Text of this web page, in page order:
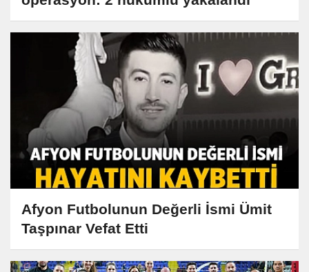
Afyon Futbolunun Değerli İsmi Ümit
Taşpınar Vefat Etti